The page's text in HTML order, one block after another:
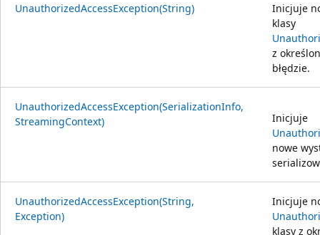
UnauthorizedAccessException(String)
Inicjuje
klasy
z
błędzie.
UnauthorizedAccessException(SerializationInfo,
StreamingContext)
Inicjuje
nowe
UnauthorizedAccessException(String,
Exception)
Inicjuje
klasy z